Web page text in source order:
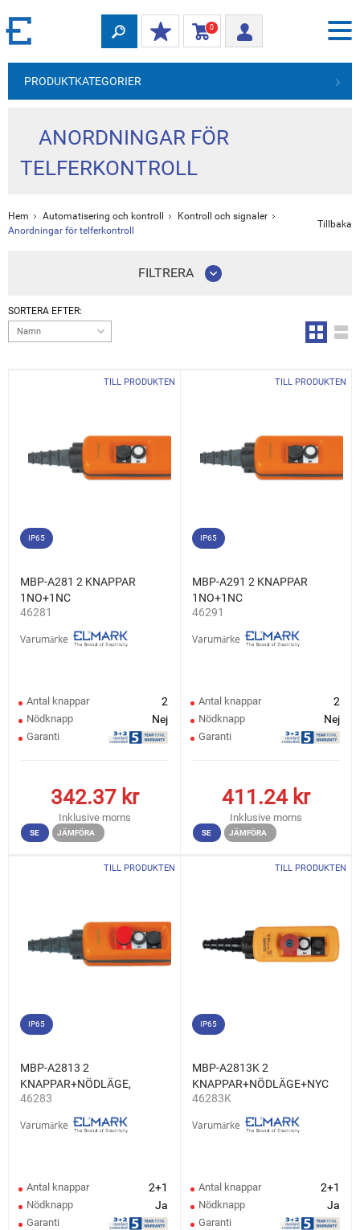
0
PRODUKTKATEGORIER
ANORDNINGAR FÖR
TELFERKONTROLL
Hem Automatisering och kontroll
Kontroll och signaler
Anordningar för telferkontroll
Tillbaka
FILTRERA
SORTERA EFTER:
Namn
TILL PRODUKTEN
IP65
MBP-A281 2 KNAPPAR
1NO+1NC
46281
Varumärke
Antal knappar 2
Nödknapp Nej
Garanti
342.37kr
Inklusive moms
SE JÄMFÖRA
TILL PRODUKTEN
IP65
MBP-A291 2 KNAPPAR
1NO+1NC
46291
Varumärke
Antal knappar 2
Nödknapp Nej
Garanti
411.24 kr
Inklusive moms
SE JÄMFÖRA
TILL PRODUKTEN
IP65
MBP-A2813 2
KNAPPAR+NÖDLÄGE,
1NO+1NC
46283
Varumärke
Antal knappar 2+1
Nödknapp Ja
Garanti
TILL PRODUKTEN
IP65
MBP-A2813K 2
KNAPPAR+NÖDLÄGE+NYCKEL,
1NO+1NC
46283K
Varumärke
Antal knappar 2+1
Nödknapp Ja
Garanti